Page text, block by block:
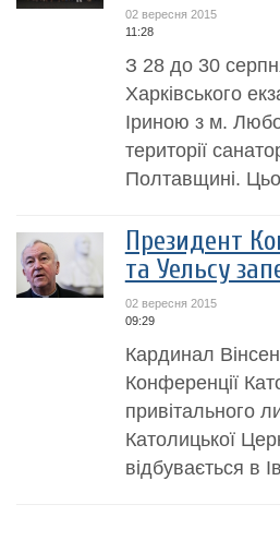
02 вересня 2015
11:28
З 28 до 30
Харківського
Іриною з м.
території
Полтавщині.
Президент
та Уельсу
02 вересня 2015
09:29
Кардинал
Конференції
привітального
Католицької
відбувається в